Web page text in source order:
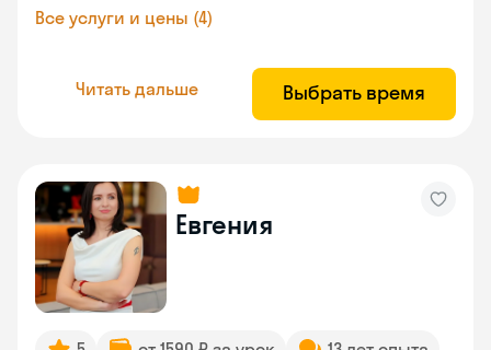
Все услуги и цены (4)
Читать дальше Выбрать время
Евгения